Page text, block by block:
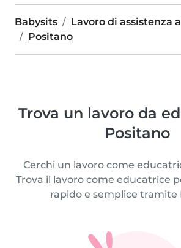
Babysits
Lavoro di assistenza
Positano
Trova un lavoro da
Positano
Cerchi un lavoro come
Trova il lavoro come educatrice
rapido e semplice tramite